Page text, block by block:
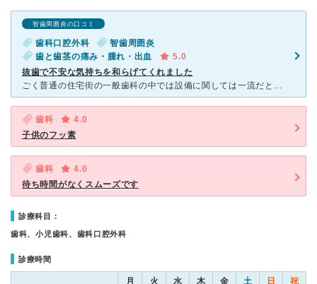
智歯周囲炎の口コミ
歯科口腔外科
智歯周囲炎
歯と歯茎の痛み・腫れ・出血
5.0
抜歯で不安な気持ちを和らげてくれました
ごく普通の住宅街の一般歯科の中では設備に関しては一流だと思います 医院の雰囲気も木の温もりと白を基調としていてとても清潔感がありました 何より院長先生の手技は凄いです 私は虫歯の治療でも通院して
歯科
4.0
子供のフッ素
歯科
4.0
待ち時間がなくスムーズです
診療科目：
歯科、小児歯科、歯科口腔外科
診療時間
月 火 水 木 金 土 日 祝